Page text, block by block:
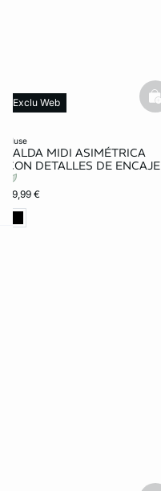
muse
FALDA MIDI ASIMÉTRICA
CON DETALLES DE ENCAJE
29,99 €
Exclu Web